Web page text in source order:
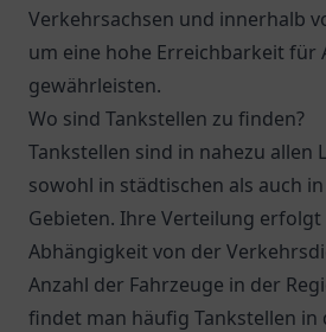
Verkehrsachsen und innerhalb
um eine hohe Erreichbarkeit für
gewährleisten.
Wo sind Tankstellen zu finden?
Tankstellen sind in nahezu allen
sowohl in städtischen als auch
Gebieten. Ihre Verteilung erfolgt
Abhängigkeit von der
Anzahl der Fahrzeuge in der
findet man häufig Tankstellen in